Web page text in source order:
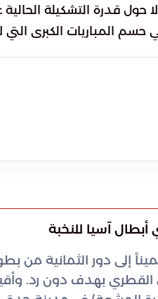
حول قدرة التشكيلة
حسم المباريات الكبرى
أبطال آسيا للنخبة
إلى دور الثمانية من
بهدف دون رد.